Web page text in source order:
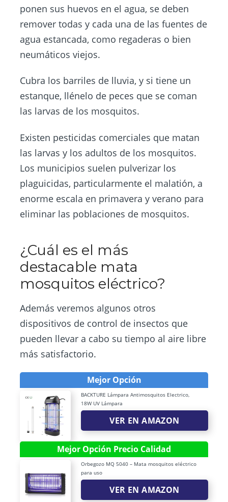
ponen sus huevos en el agua, se deben
remover todas y cada una de las fuentes de
agua estancada, como regaderas o bien
neumáticos viejos.
Cubra los barriles de lluvia, y si tiene un
estanque, llénelo de peces que se coman
las larvas de los mosquitos.
Existen pesticidas comerciales que matan
las larvas y los adultos de los mosquitos.
Los municipios suelen pulverizar los
plaguicidas, particularmente el malatión, a
enorme escala en primavera y verano para
eliminar las poblaciones de mosquitos.
¿Cuál es el más
destacable mata
mosquitos eléctrico?
Además veremos algunos otros
dispositivos de control de insectos que
pueden llevar a cabo su tiempo al aire libre
más satisfactorio.
Mejor Opción
BACKTURE Lámpara Antimosquitos Electrico,
18W UV Lámpara
VER EN AMAZON
Mejor Opción Precio Calidad
Orbegozo MQ 5040 – Mata mosquitos eléctrico
para uso
VER EN AMAZON